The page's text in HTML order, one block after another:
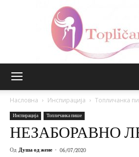
Насловна Инспирација Топличанка
Инспирација Топличанка пише
НЕЗАБОРАВНО
Од Душа од жене - 06/07/2020